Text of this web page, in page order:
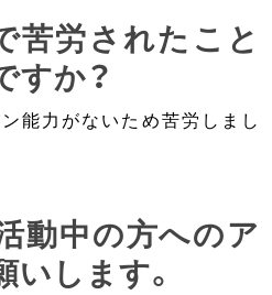
苦労されたこと
すか？
能力がないため苦労しまし
動中の方へのア
いします。